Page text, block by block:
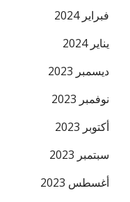
فبراير 2024
يناير 2024
ديسمبر 2023
نوفمبر 2023
أكتوبر 2023
سبتمبر 2023
أغسطس 2023